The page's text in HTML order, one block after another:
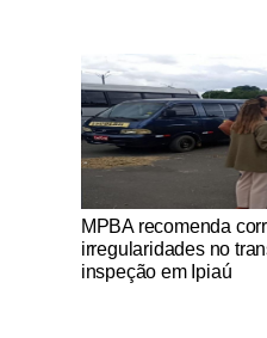
Notícias Católicas
MPBA recomenda
irregularidades no
inspeção em Ipiaú